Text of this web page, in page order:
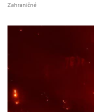
Zahraničné